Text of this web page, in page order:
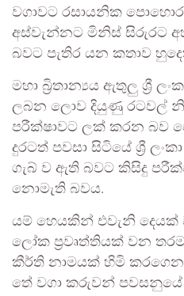
වගාවට රසායනික පොහොර
අස්වැන්නට මිනිස් සිරුරට
බවට පැතිර යන කතාව
මහා බ්‍රිතාන්‍යය ඇතුලු ශ්‍රී
ලබන ලොව දියුණු රටවල්
පරීක්ෂාවට ලක් කරන බව
දුරටත් පවසා සිටියේ ශ්‍රී
ගැබ් ව ඇති බවට කිසිදු
නොමැති බවය.
යම් හෙයකින් එවැනි දෙයක්
ලෝක ප්‍රවෘත්තියක් වන
කීර්ති නාමයක් හිමි
තේ වගා කරුවන්